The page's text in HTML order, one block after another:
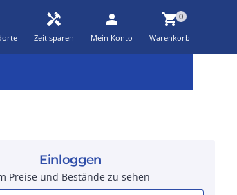
handyman
Zeit sparen
person
Mein Konto
shopping_cart0
Warenkorb
Einloggen
Preise und Bestände zu sehen